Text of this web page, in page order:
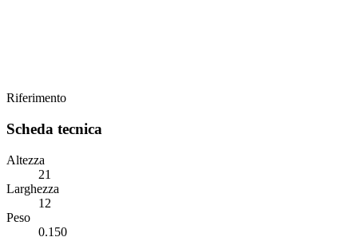
Riferimento
Scheda tecnica
Altezza
21
Larghezza
12
Peso
0.150